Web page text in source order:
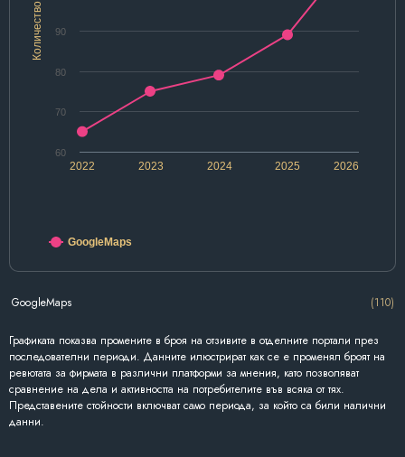
Количество
2022 2024 2026
2023 2025
60
70
80
90
GoogleMaps
GoogleMaps (110)
Графиката показва промените в броя на отзивите в отделните портали през
последователни периоди. Данните илюстрират как се е променял броят на
ревютата за фирмата в различни платформи за мнения, като позволяват
сравнение на дела и активността на потребителите във всяка от тях.
Представените стойности включват само периода, за който са били налични
данни.